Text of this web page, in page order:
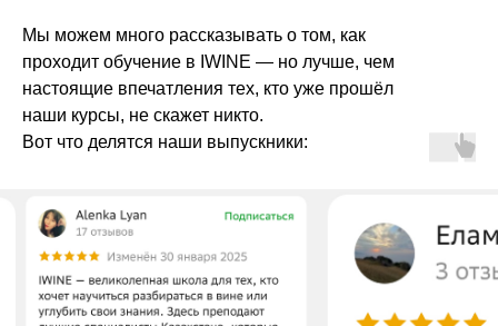
Мы можем много рассказывать о том, как
проходит обучение в IWINE — но лучше, чем
настоящие впечатления тех, кто уже прошёл
наши курсы, не скажет никто.
Вот что делятся наши выпускники: